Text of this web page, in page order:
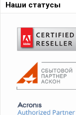
Наши статусы